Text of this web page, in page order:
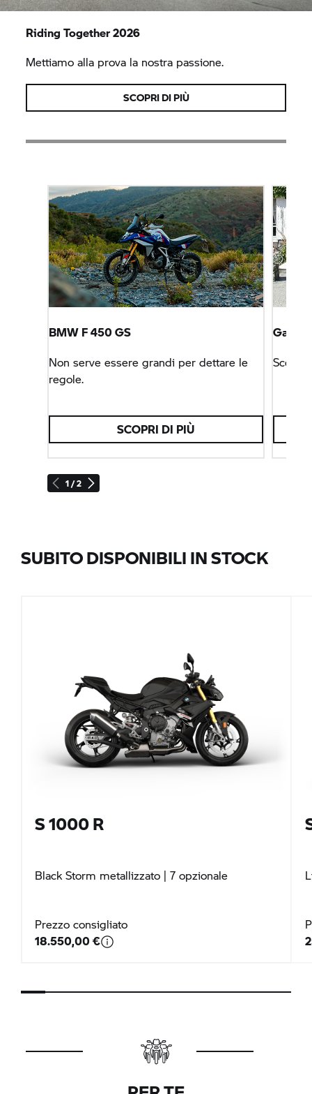
Riding Together 2026
Mettiamo alla prova la nostra passione.
SCOPRI DI PIÙ
1 / 2
BMW F 450 GS
Non serve essere grandi per dettare le
regole.
SCOPRI DI PIÙ
Scegli
SUBITO DISPONIBILI IN STOCK
S 1000 R
Black Storm metallizzato | 7 opzionale
Prezzo consigliato
18.550,00 €